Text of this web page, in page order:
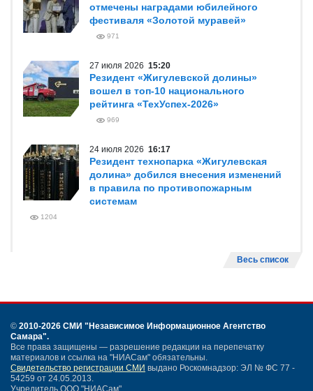
отмечены наградами юбилейного
фестиваля «Золотой муравей»
971
27 июля 2026 15:20
Резидент «Жигулевской долины»
вошел в топ-10 национального
рейтинга «ТехУспех-2026»
969
24 июля 2026 16:17
Резидент технопарка «Жигулевская
долина» добился внесения изменений
в правила по противопожарным
системам
1204
Весь список
© 2010-2026 СМИ "Независимое Информационное Агентство
Самара".
Все права защищены — разрешение редакции на перепечатку
материалов и ссылка на "НИАСам" обязательны.
Свидетельство регистрации СМИ выдано Роскомнадзор: ЭЛ № ФС 77 -
54259 от 24.05.2013.
Учредитель ООО "НИАСам".